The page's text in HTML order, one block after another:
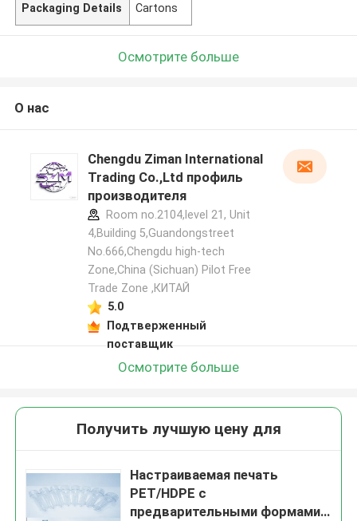
Packaging Details Cartons
Осмотрите больше
О нас
Chengdu Ziman International
Trading Co.,Ltd профиль
производителя
Room no.2104,level 21, Unit
4,Building 5,Guandongstreet
No.666,Chengdu high-tech
Zone,China (Sichuan) Pilot Free
Trade Zone ,КИТАЙ
5.0
Подтверженный
поставщик
Осмотрите больше
Получить лучшую цену для
Настраиваемая печать
PET/HDPE с
предварительными формами и